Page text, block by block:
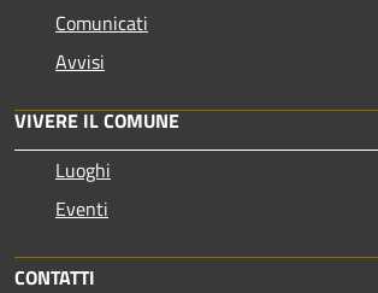
Comunicati
Avvisi
VIVERE IL COMUNE
Luoghi
Eventi
CONTATTI